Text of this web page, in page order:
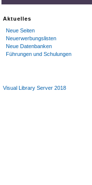
Aktuelles
Neue Seiten
Neuerwerbungslisten
Neue Datenbanken
Führungen und Schulungen
Visual Library Server 2018